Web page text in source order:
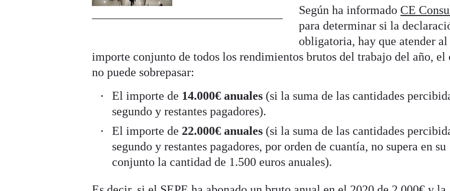
Según ha informado CE
para determinar si la
obligatoria, hay que atender al
importe conjunto de todos los rendimientos brutos del trabajo del año, el
no puede sobrepasar:
El importe de 14.000€ anuales (si la suma de las cantidades
segundo y restantes pagadores).
El importe de 22.000€ anuales (si la suma de las cantidades
segundo y restantes pagadores, por orden de cuantía, no supera en su
conjunto la cantidad de 1.500 euros anuales).